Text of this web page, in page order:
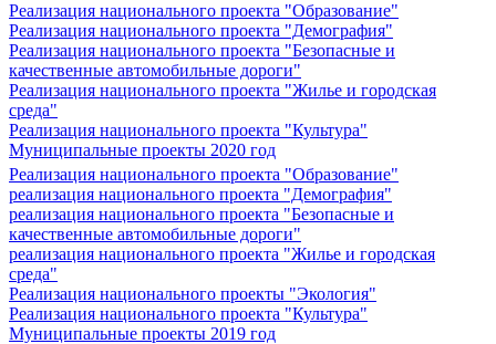
Реализация национального проекта "Образование"
Реализация национального проекта "Демография"
Реализация национального проекта "Безопасные и
качественные автомобильные дороги"
Реализация национального проекта "Жилье и городская
среда"
Реализация национального проекта "Культура"
Муниципальные проекты 2020 год
Реализация национального проекта "Образование"
реализация национального проекта "Демография"
реализация национального проекта "Безопасные и
качественные автомобильные дороги"
реализация национального проекта "Жилье и городская
среда"
Реализация национального проекты "Экология"
Реализация национального проекта "Культура"
Муниципальные проекты 2019 год